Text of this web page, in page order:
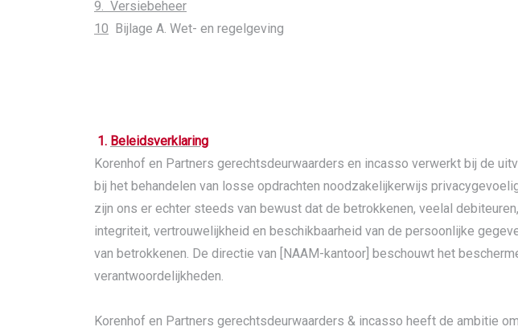
9. Versiebeheer
10 Bijlage A. Wet- en regelgeving
1. Beleidsverklaring
Korenhof en Partners gerechtsdeurwaarders en incasso verwerkt bij de
bij het behandelen van losse opdrachten noodzakelijkerwijs
zijn ons er echter steeds van bewust dat de betrokkenen, veelal
integriteit, vertrouwelijkheid en beschikbaarheid van de persoonlijke
van betrokkenen. De directie van [NAAM-kantoor] beschouwt het
verantwoordelijkheden.
Korenhof en Partners gerechtsdeurwaarders & incasso heeft de ambitie